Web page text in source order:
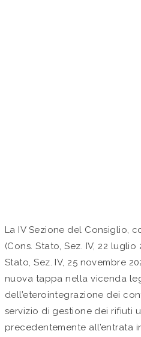
La IV Sezione del Consiglio,
(Cons. Stato, Sez. IV, 22
Stato, Sez. IV, 25 novembre
nuova tappa nella vicenda
dell’eterointegrazione dei
servizio di gestione dei rifiuti
precedentemente all’entrata